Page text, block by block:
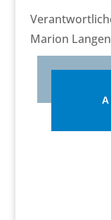
Marion Langen